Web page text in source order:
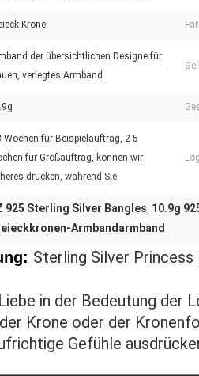
Krone
der übersichtlichen Designe für
verlegtes Armband
Wochen für Beispielauftrag, 2-5
für Großauftrag, können wir
drücken, während Sie
925 Sterling Silver Bangles, 10.9g
Armbandarmband
Sterling Silver
in der Bedeutung der
Krone oder der
Gefühle